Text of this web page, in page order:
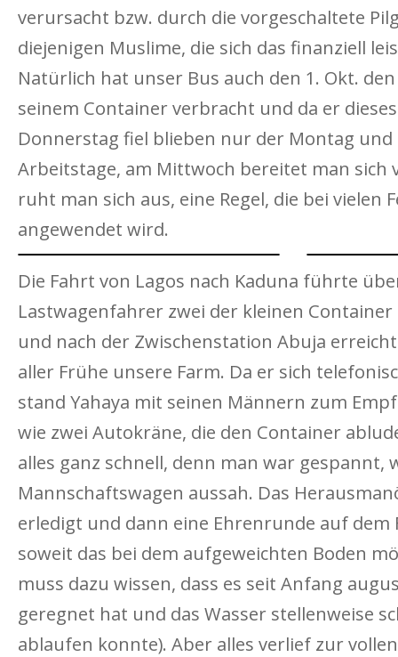
verursacht bzw. durch die vorgeschaltete
diejenigen Muslime, die sich das finanziell
Natürlich hat unser Bus auch den 1. Okt.
seinem Container verbracht und da er
Donnerstag fiel blieben nur der Montag und
Arbeitstage, am Mittwoch bereitet man sich
ruht man sich aus, eine Regel, die bei vielen
angewendet wird.
Die Fahrt von Lagos nach Kaduna führte
Lastwagenfahrer zwei der kleinen
und nach der Zwischenstation Abuja
aller Frühe unsere Farm. Da er sich
stand Yahaya mit seinen Männern zum
wie zwei Autokräne, die den Container
alles ganz schnell, denn man war gespannt,
Mannschaftswagen aussah. Das
erledigt und dann eine Ehrenrunde auf dem
soweit das bei dem aufgeweichten Boden
muss dazu wissen, dass es seit Anfang
geregnet hat und das Wasser stellenweise
ablaufen konnte). Aber alles verlief zur